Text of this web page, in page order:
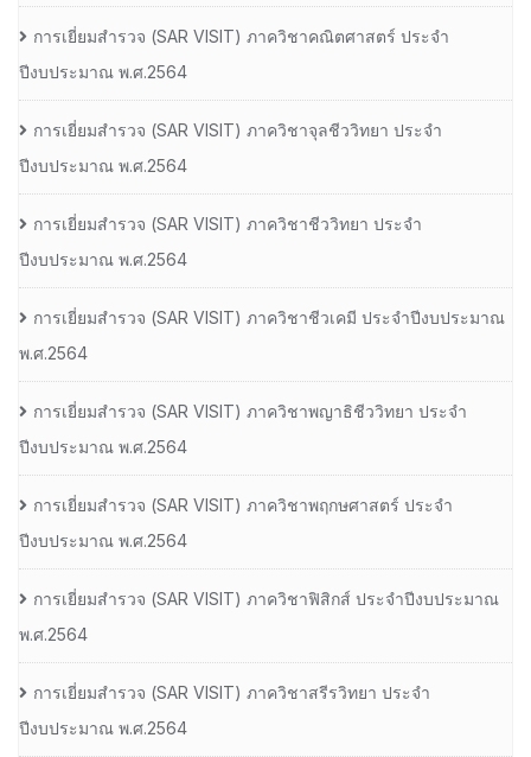
การเยี่ยมสํารวจ (SAR VISIT) ภาควิชาคณิตศาสตร์ ประจํา
ปีงบประมาณ พ.ศ.2564
การเยี่ยมสํารวจ (SAR VISIT) ภาควิชาจุลชีววิทยา ประจํา
ปีงบประมาณ พ.ศ.2564
การเยี่ยมสํารวจ (SAR VISIT) ภาควิชาชีววิทยา ประจํา
ปีงบประมาณ พ.ศ.2564
การเยี่ยมสํารวจ (SAR VISIT) ภาควิชาชีวเคมี ประจําปีงบประมาณ
พ.ศ.2564
การเยี่ยมสํารวจ (SAR VISIT) ภาควิชาพญาธิชีววิทยา ประจํา
ปีงบประมาณ พ.ศ.2564
การเยี่ยมสํารวจ (SAR VISIT) ภาควิชาพฤกษศาสตร์ ประจํา
ปีงบประมาณ พ.ศ.2564
การเยี่ยมสํารวจ (SAR VISIT) ภาควิชาฟิสิกส์ ประจําปีงบประมาณ
พ.ศ.2564
การเยี่ยมสํารวจ (SAR VISIT) ภาควิชาสรีรวิทยา ประจํา
ปีงบประมาณ พ.ศ.2564